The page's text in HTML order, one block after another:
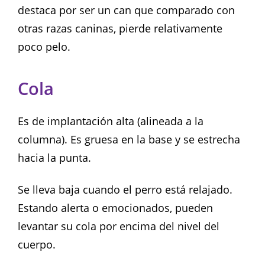
destaca por ser un can que comparado con
otras razas caninas, pierde relativamente
poco pelo.
Cola
Es de implantación alta (alineada a la
columna). Es gruesa en la base y se estrecha
hacia la punta.
Se lleva baja cuando el perro está relajado.
Estando alerta o emocionados, pueden
levantar su cola por encima del nivel del
cuerpo.